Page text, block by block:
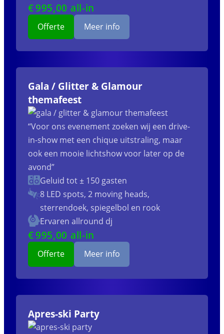
€995,00 all-in
Offerte Meer info
Gala / Glitter & Glamour
themafeest
“Voor ons evenement zoeken wij een drive-
in-show met een chique uitstraling, maar
ook een mooie lichtshow voor later op de
avond”
Geluid tot ± 150 gasten
8 LED spots, 2 moving heads,
sterrendoek, spiegelbol en rook
Ervaren allround dj
€995,00 all-in
Offerte Meer info
Apres-ski Party